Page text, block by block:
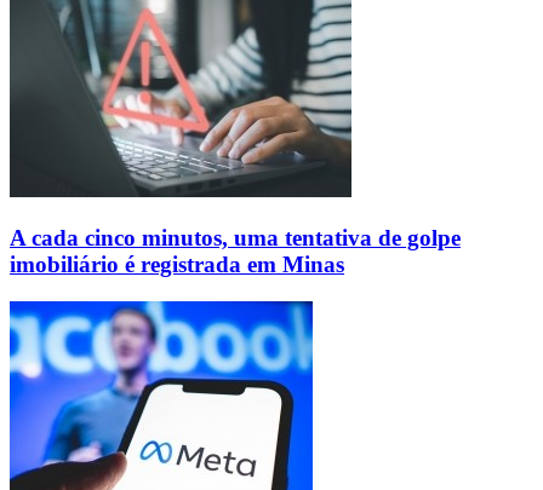
A cada cinco minutos, uma tentativa de golpe
imobiliário é registrada em Minas